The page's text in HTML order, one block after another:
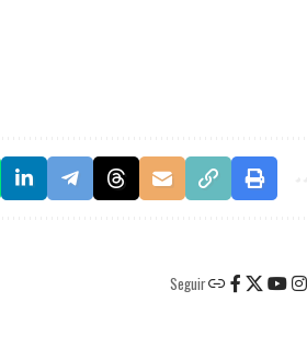
Seguir